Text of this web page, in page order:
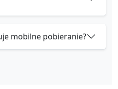
mobilne pobieranie?